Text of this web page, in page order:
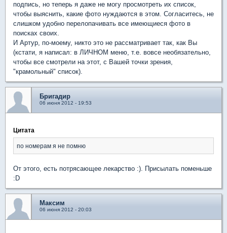
подпись, но теперь я даже не могу просмотреть их список,
чтобы выяснить, какие фото нуждаются в этом. Согласитесь, не
слишком удобно перелопачивать все имеющиеся фото в
поисках своих.
И Артур, по-моему, никто это не рассматривает так, как Вы
(кстати, я написал: в ЛИЧНОМ меню, т.е. вовсе необязательно,
чтобы все смотрели на этот, с Вашей точки зрения,
"крамольный" список).
Бригадир
06 июня 2012 - 19:53
Цитата
по номерам я не помню
От этого, есть потрясающее лекарство :). Присылать поменьше
:D
Максим
06 июня 2012 - 20:03